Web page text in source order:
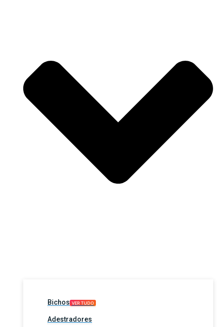
Bichos VER TUDO
Adestradores